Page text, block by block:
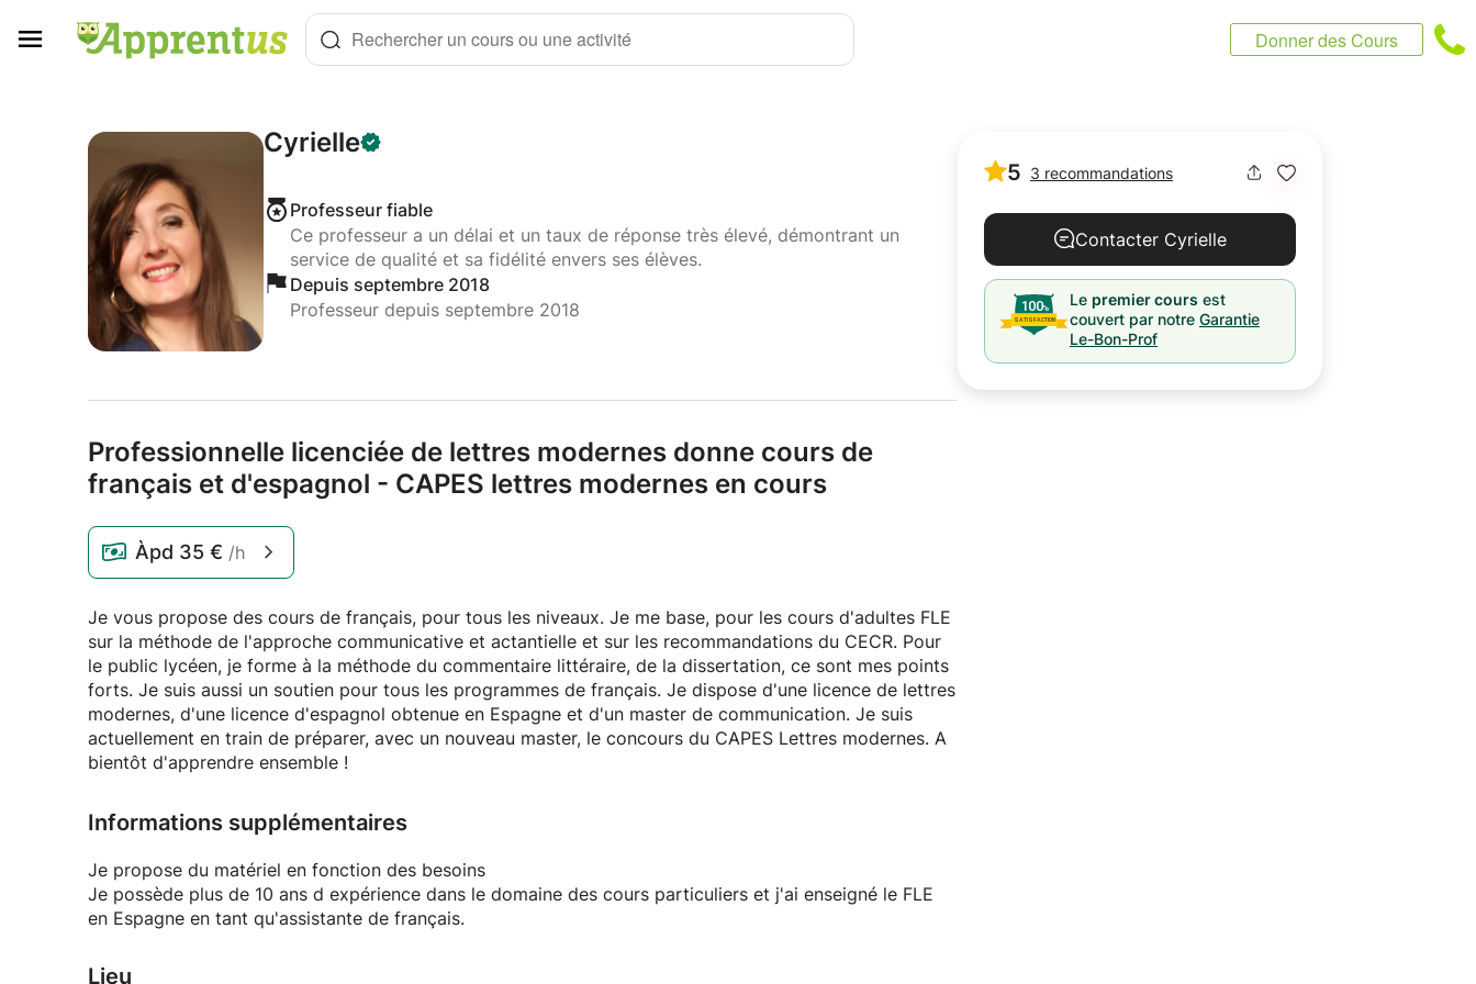
Rechercher un cours ou une activité Donner des Cours
Cyrielle
Professeur fiable
Ce professeur a un délai et un taux de réponse très élevé, démontrant un
service de qualité et sa fidélité envers ses élèves.
Depuis septembre 2018
Professeur depuis septembre 2018
Professionnelle licenciée de lettres modernes donne cours de
français et d'espagnol - CAPES lettres modernes en cours
Àpd 35 € /h
Je vous propose des cours de français, pour tous les niveaux. Je me base, pour les cours d'adultes FLE
sur la méthode de l'approche communicative et actantielle et sur les recommandations du CECR. Pour
le public lycéen, je forme à la méthode du commentaire littéraire, de la dissertation, ce sont mes points
forts. Je suis aussi un soutien pour tous les programmes de français. Je dispose d'une licence de lettres
modernes, d'une licence d'espagnol obtenue en Espagne et d'un master de communication. Je suis
actuellement en train de préparer, avec un nouveau master, le concours du CAPES Lettres modernes. A
bientôt d'apprendre ensemble !
Informations supplémentaires
Je propose du matériel en fonction des besoins
Je possède plus de 10 ans d expérience dans le domaine des cours particuliers et j'ai enseigné le FLE
en Espagne en tant qu'assistante de français.
Lieu
5 3 recommandations
Contacter Cyrielle
Le premier cours est
couvert par notre Garantie
Le-Bon-Prof